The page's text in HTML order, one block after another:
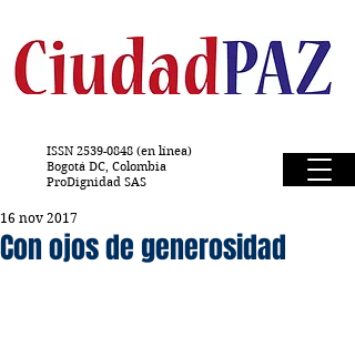
ISSN 2539-0848 (en línea)
Bogotá DC, Colombia
ProDignidad SAS
Con ojos de generosidad
16 nov 2017